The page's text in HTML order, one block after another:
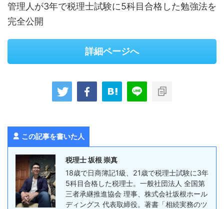
管理人が3年で税理士試験に5科目合格した勉強法を
完全公開
詳細ページへ
この記事を書いた人
税理士 坂根 崇真
18歳で日商簿記1級、21歳で税理士試験に3年
5科目合格した税理士。一般社団法人 全国第
三者承継推進協会 理事、株式会社坂根ホール
ディングス 代表取締役。著書「相続実務のツ